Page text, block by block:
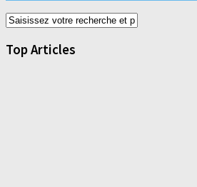
Top Articles